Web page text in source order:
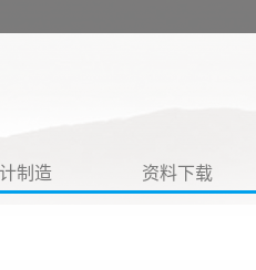
制造 资料下载